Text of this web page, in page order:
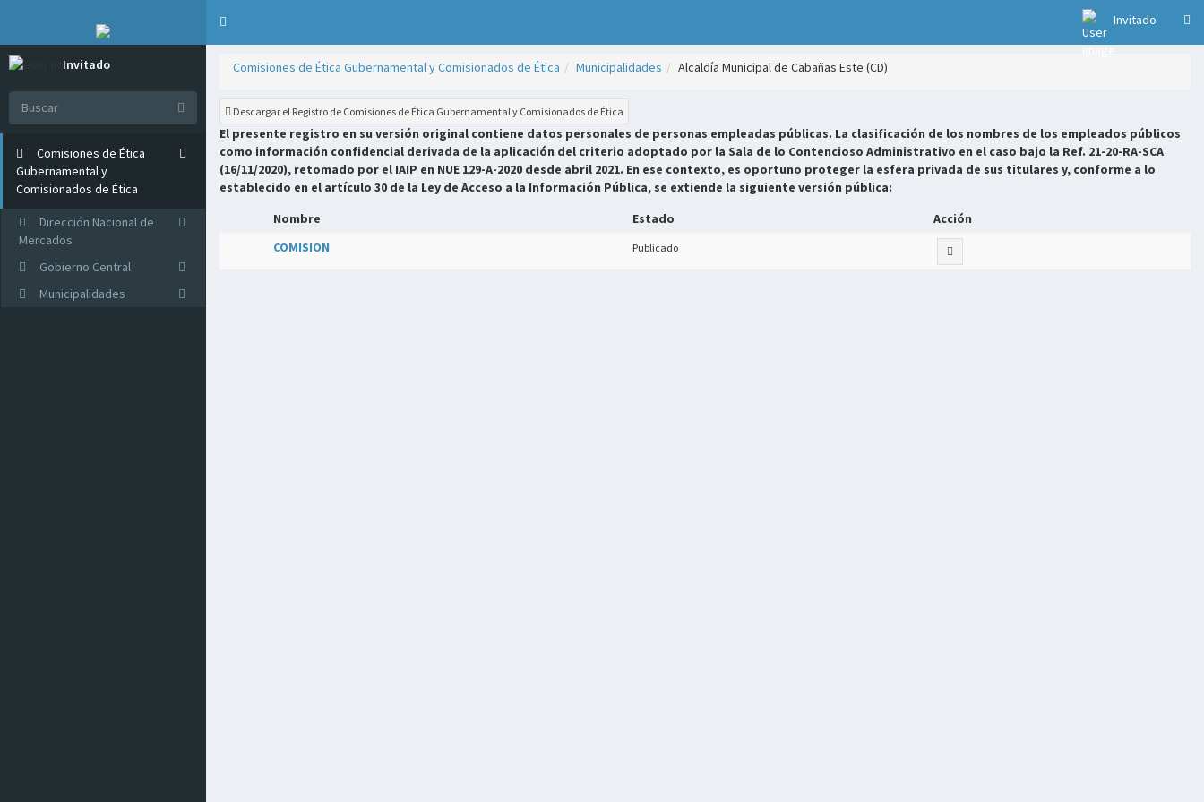
Invitado
Invitado
Comisiones de Ética
Gubernamental y
Comisionados de Ética
Dirección Nacional de
Mercados
Gobierno Central
Municipalidades
Comisiones de Ética Gubernamental y Comisionados de Ética Municipalidades Alcaldía Municipal de Cabañas Este (CD)
Descargar el Registro de Comisiones de Ética Gubernamental y Comisionados de Ética
El presente registro en su versión original contiene datos personales de personas empleadas públicas. La clasificación de los nombres de los empleados públicos
como información confidencial derivada de la aplicación del criterio adoptado por la Sala de lo Contencioso Administrativo en el caso bajo la Ref. 21-20-RA-SCA
(16/11/2020), retomado por el IAIP en NUE 129-A-2020 desde abril 2021. En ese contexto, es oportuno proteger la esfera privada de sus titulares y, conforme a lo
establecido en el artículo 30 de la Ley de Acceso a la Información Pública, se extiende la siguiente versión pública:
Nombre
Estado
Acción
COMISION
Publicado